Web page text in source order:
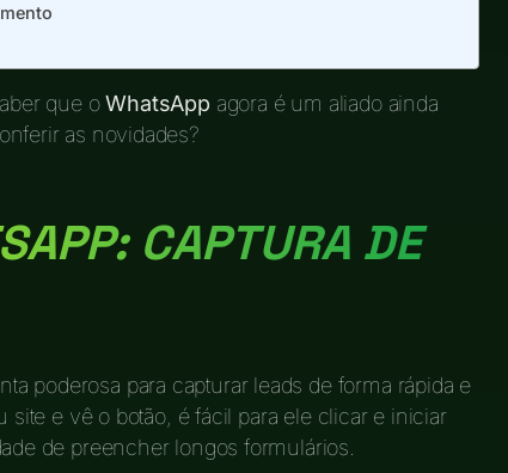
que oWhatsApp agora é um aliado ainda
as novidades?
CAPTURA DE
poderosa para capturar leads de forma rápida e
e vê o botão, é fácil para ele clicar e iniciar
de preencher longos formulários.